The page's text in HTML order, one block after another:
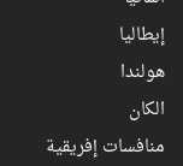
إيطاليا
هولندا
الكان
منافسات إفريقية